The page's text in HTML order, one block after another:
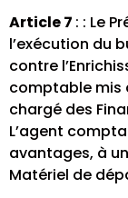
Article 7 : : Le
l’exécution du
contre
comptable mis
chargé des
L’agent
avantages, à
Matériel de